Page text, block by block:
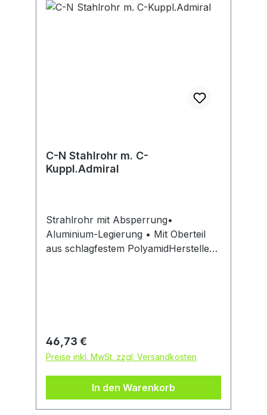
C-N Stahlrohr m. C-
Kuppl.Admiral
Strahlrohr mit Absperrung•
Aluminium-Legierung • Mit Oberteil
aus schlagfestem PolyamidHersteller:
Regulärer Preis:
46,73 €
Preise inkl. MwSt. zzgl. Versandkosten
In den Warenkorb